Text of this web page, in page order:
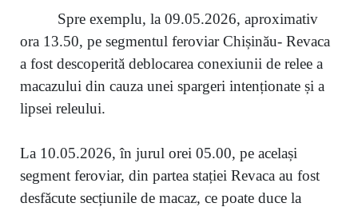
Spre exemplu, la 09.05.2026, aproximativ
ora 13.50, pe segmentul feroviar Chișinău- Revaca
a fost descoperită deblocarea conexiunii de relee a
macazului din cauza unei spargeri intenționate și a
lipsei releului.
La 10.05.2026, în jurul orei 05.00, pe același
segment feroviar, din partea stației Revaca au fost
desfăcute secțiunile de macaz, ce poate duce la